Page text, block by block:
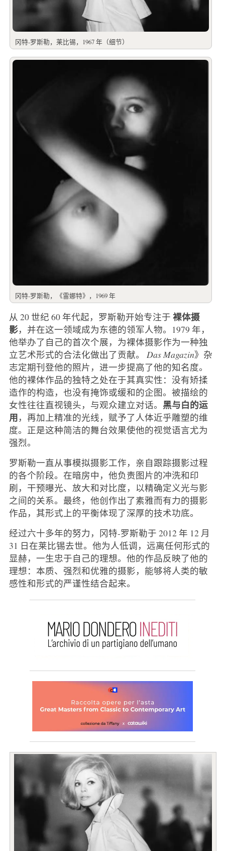
冈特-罗斯勒，莱比锡，1967 年（细节）
冈特-罗斯勒，《雷娜特》，1969 年
从 20 世纪 60 年代起，罗斯勒开始专注于 裸体摄
影，并在这一领域成为东德的领军人物。1979 年，
他举办了自己的首次个展，为裸体摄影作为一种独
立艺术形式的合法化做出了贡献。
Das Magazin》杂
志定期刊登他的照片，进一步提高了他的知名度。
他的裸体作品的独特之处在于其真实性：没有矫揉
造作的构造，也没有掩饰或缓和的企图。被描绘的
女性往往直视镜头，与观众建立对话。 黑与白的运
用，再加上精准的光线，赋予了人体近乎雕塑的维
度。正是这种简洁的舞台效果使他的视觉语言尤为
强烈。
罗斯勒一直从事模拟摄影工作，亲自跟踪摄影过程
的各个阶段。在暗房中，他负责图片的冲洗和印
刷，干预曝光、放大和对比度，以精确定义光与影
之间的关系。最终，他创作出了素雅而有力的摄影
作品，其形式上的平衡体现了深厚的技术功底。
经过六十多年的努力，冈特-罗斯勒于 2012 年 12 月
31 日在莱比锡去世。他为人低调，远离任何形式的
显赫，一生忠于自己的理想。他的作品反映了他的
理想：本质、强烈和优雅的摄影，能够将人类的敏
感性和形式的严谨性结合起来。